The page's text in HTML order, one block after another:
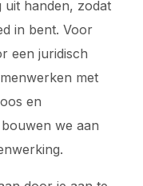
uit handen, zodat
in bent. Voor
een juridisch
met
en
we aan